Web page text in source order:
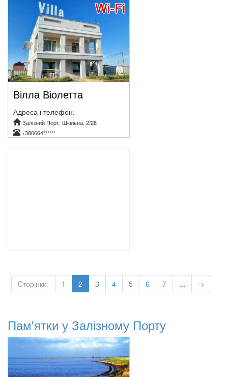
Вілла Віолетта
Адреса і телефон:
Залізний Порт, Шкільна, 2/28
+380664******
Cторінки: 1 2 (current)
3 4 5 6 7 ... ->
Пам'ятки у Залізному Порту